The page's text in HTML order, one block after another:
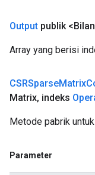
Output publik
Array yang berisi
CSRSparseMatrix
Matrix, indeks
Metode pabrik
Parameter